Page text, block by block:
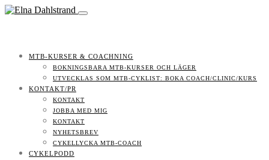
MTB-KURSER & COACHNING
BOKNINGSBARA MTB-KURSER OCH LÄGER
UTVECKLAS SOM MTB-CYKLIST: BOKA COACH/CLINIC/KURS
KONTAKT/PR
KONTAKT
JOBBA MED MIG
KONTAKT
NYHETSBREV
CYKELLYCKA MTB-COACH
CYKELPODD